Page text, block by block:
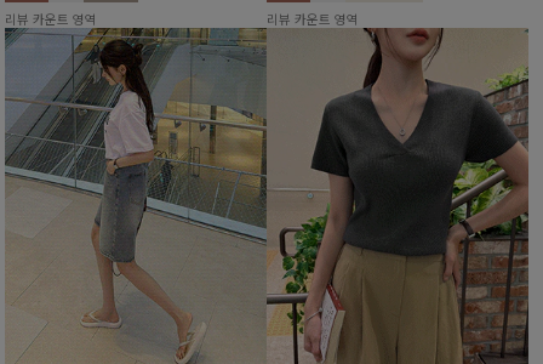
리뷰 카운트 영역 리뷰 카운트 영역